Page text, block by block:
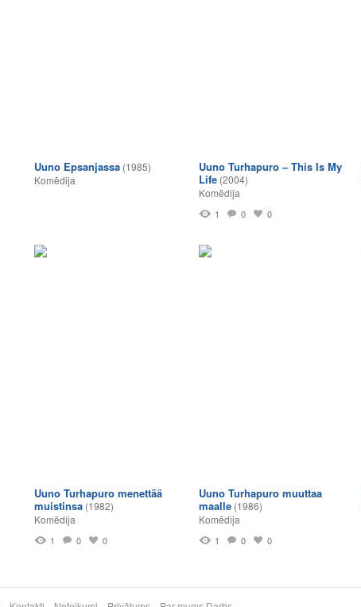
Uuno Epsanjassa (1985)
Komēdija
Uuno Turhapuro – This Is My
Life (2004)
Komēdija
1 0 0
Uuno Turhapuro menettää
muistinsa (1982)
Komēdija
1 0 0
Uuno Turhapuro muuttaa
maalle (1986)
Komēdija
1 0 0